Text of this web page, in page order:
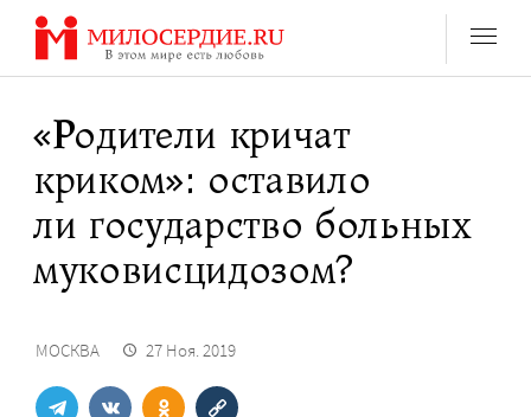
Перейти
содержанию
«Родители кричат
криком»: оставило
ли государство больных
муковисцидозом?
МОСКВА 27 Ноя. 2019